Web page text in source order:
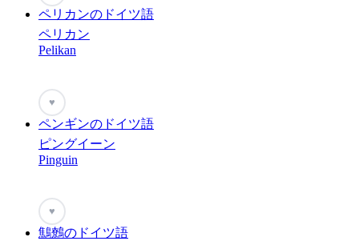
ペリカンのドイツ語
ペリカン
Pelikan
♥
ペンギンのドイツ語
ピングイーン
Pinguin
♥
鷦鷯のドイツ語